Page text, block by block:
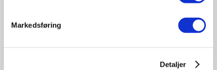
Markedsføring
Detaljer